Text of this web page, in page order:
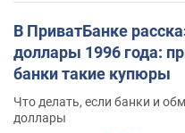
В ПриватБанке
доллары 1996 года:
банки такие купюры
Что делать, если банки и
доллары